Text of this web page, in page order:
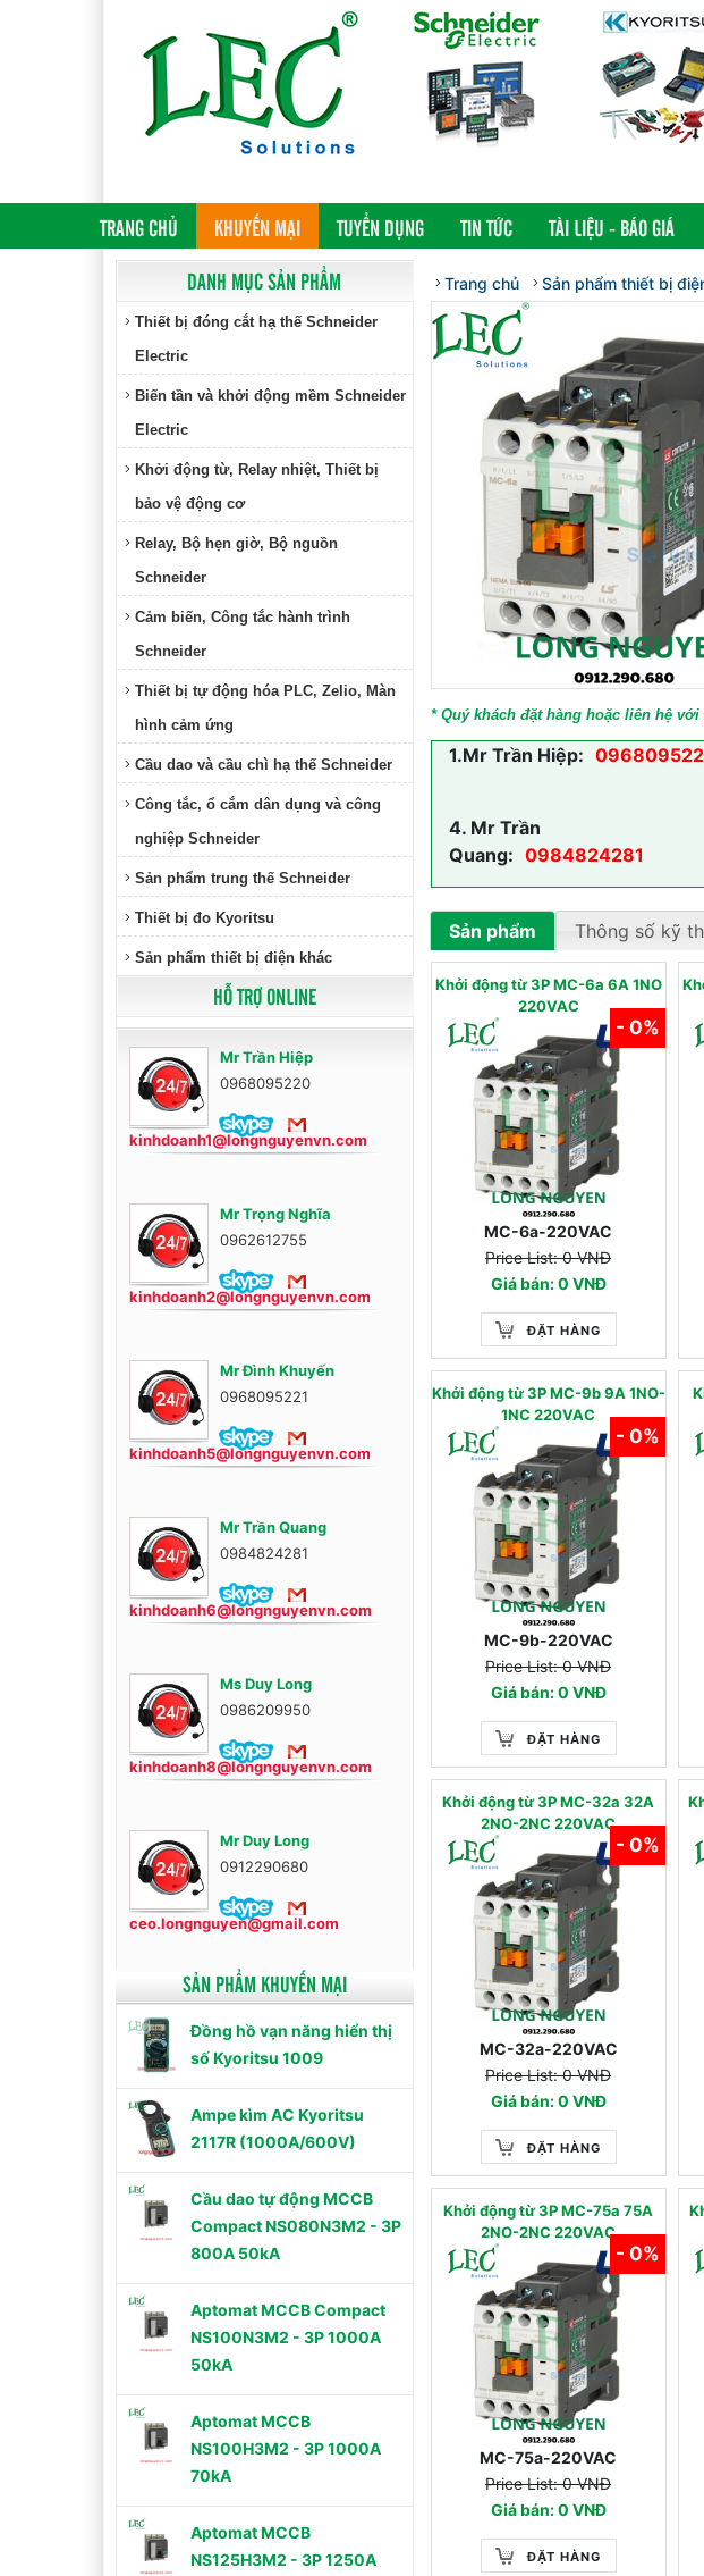
TRANG CHỦ (CURRENT)
KHUYẾN MẠI TUYỂN DỤNG TIN TỨC TÀI LIỆU - BÁO GIÁ
DANH MỤC SẢN PHẨM
Thiết bị đóng cắt hạ thế Schneider
Electric
Biến tần và khởi động mềm Schneider
Electric
Khởi động từ, Relay nhiệt, Thiết bị
bảo vệ động cơ
Relay, Bộ hẹn giờ, Bộ nguồn
Schneider
Cảm biến, Công tắc hành trình
Schneider
Thiết bị tự động hóa PLC, Zelio, Màn
hình cảm ứng
Cầu dao và cầu chì hạ thế Schneider
Công tắc, ổ cắm dân dụng và công
nghiệp Schneider
Sản phẩm trung thế Schneider
Thiết bị đo Kyoritsu
Sản phẩm thiết bị điện khác
HỖ TRỢ ONLINE
Mr Trần Hiệp
0968095220
kinhdoanh1@longnguyenvn.com
Mr Trọng Nghĩa
0962612755
kinhdoanh2@longnguyenvn.com
Mr Đình Khuyến
0968095221
kinhdoanh5@longnguyenvn.com
Mr Trần Quang
0984824281
kinhdoanh6@longnguyenvn.com
Ms Duy Long
0986209950
kinhdoanh8@longnguyenvn.com
Mr Duy Long
0912290680
ceo.longnguyen@gmail.com
SẢN PHẨM KHUYẾN MẠI
Đồng hồ vạn năng hiển thị
số Kyoritsu 1009
Ampe kìm AC Kyoritsu
2117R (1000A/600V)
Cầu dao tự động MCCB
Compact NS080N3M2 - 3P
800A 50kA
Aptomat MCCB Compact
NS100N3M2 - 3P 1000A
50kA
Aptomat MCCB
NS100H3M2 - 3P 1000A
70kA
Aptomat MCCB
NS125H3M2 - 3P 1250A
Trang chủ Sản phẩm thiết bị
* Quý khách đặt hàng hoặc liên hệ
1.Mr Trần Hiệp:
4.Mr Trần
Quang: 0984824281
Sản phẩm Thông số kỹ
Khởi động từ 3P MC-6a 6A 1NO
220VAC
MC-6a-220VAC
Price List: 0 VNĐ
Giá bán: 0 VNĐ
ĐẶT HÀNG
- 0%
Khởi động từ 3P MC-9b 9A 1NO-
1NC 220VAC
MC-9b-220VAC
Price List: 0 VNĐ
Giá bán: 0 VNĐ
ĐẶT HÀNG
- 0%
Khởi động từ 3P MC-32a 32A
2NO-2NC 220VAC
MC-32a-220VAC
Price List: 0 VNĐ
Giá bán: 0 VNĐ
ĐẶT HÀNG
- 0%
Khởi động từ 3P MC-75a 75A
2NO-2NC 220VAC
MC-75a-220VAC
Price List: 0 VNĐ
Giá bán: 0 VNĐ
ĐẶT HÀNG
- 0%